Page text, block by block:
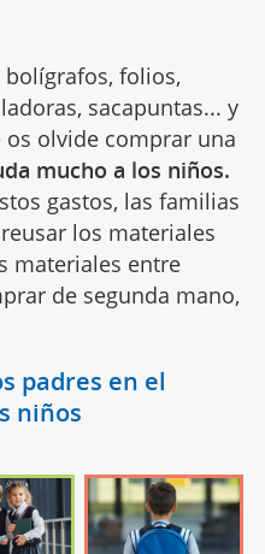
bolígrafos, folios,
sacapuntas... y
olvide comprar una
mucho a los niños.
gastos, las familias
los materiales
materiales entre
de segunda mano,
padres en el
niños